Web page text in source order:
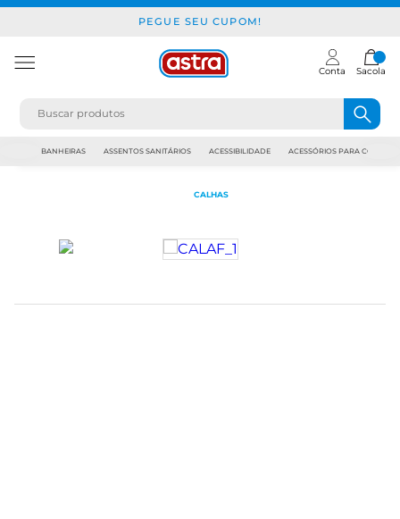
PEGUE SEU CUPOM!
Conta Sacola
BANHEIRAS ASSENTOS SANITÁRIOS ACESSIBILIDADE ACESSÓRIOS PARA
CALHAS